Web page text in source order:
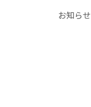
お知らせ